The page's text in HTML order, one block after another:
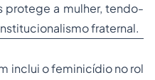
protege a mulher, tendo-
fraternal.
inclui o feminicídio no rol